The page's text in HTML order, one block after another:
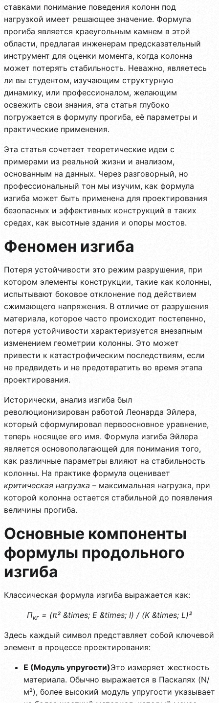
ставками понимание поведения колонн под
нагрузкой имеет решающее значение. Формула
прогиба является краеугольным камнем в этой
области, предлагая инженерам предсказательный
инструмент для оценки момента, когда колонна
может потерять стабильность. Неважно, являетесь
ли вы студентом, изучающим структурную
динамику, или профессионалом, желающим
освежить свои знания, эта статья глубоко
погружается в формулу прогиба, её параметры и
практические применения.
Эта статья сочетает теоретические идеи с
примерами из реальной жизни и анализом,
основанным на данных. Через разговорный, но
профессиональный тон мы изучим, как формула
изгиба может быть применена для проектирования
безопасных и эффективных конструкций в таких
средах, как высотные здания и опоры мостов.
Феномен изгиба
Потеря устойчивости это режим разрушения, при
котором элементы конструкции, такие как колонны,
испытывают боковое отклонение под действием
сжимающего напряжения. В отличие от разрушения
материала, которое часто происходит постепенно,
потеря устойчивости характеризуется внезапным
изменением геометрии колонны. Это может
привести к катастрофическим последствиям, если
не предвидеть и не предотвратить во время этапа
проектирования.
Исторически, анализ изгиба был
революционизирован работой Леонарда Эйлера,
который сформулировал первоосновное уравнение,
теперь носящее его имя. Формула изгиба Эйлера
является основополагающей для понимания того,
как различные параметры влияют на стабильность
колонны. На практике формула оценивает
критическая нагрузка – максимальная нагрузка, при
которой колонна остается стабильной до появления
величины прогиба.
Основные компоненты
формулы продольного
изгиба
Классическая формула изгиба выражается как:
Пкг = (π² &times; E &times; I) / (K &times; L)²
Здесь каждый символ представляет собой ключевой
элемент в процессе проектирования:
E (Модуль упругости)Это измеряет жесткость
материала. Обычно выражается в Паскалях (N/
м²), более высокий модуль упругости указывает